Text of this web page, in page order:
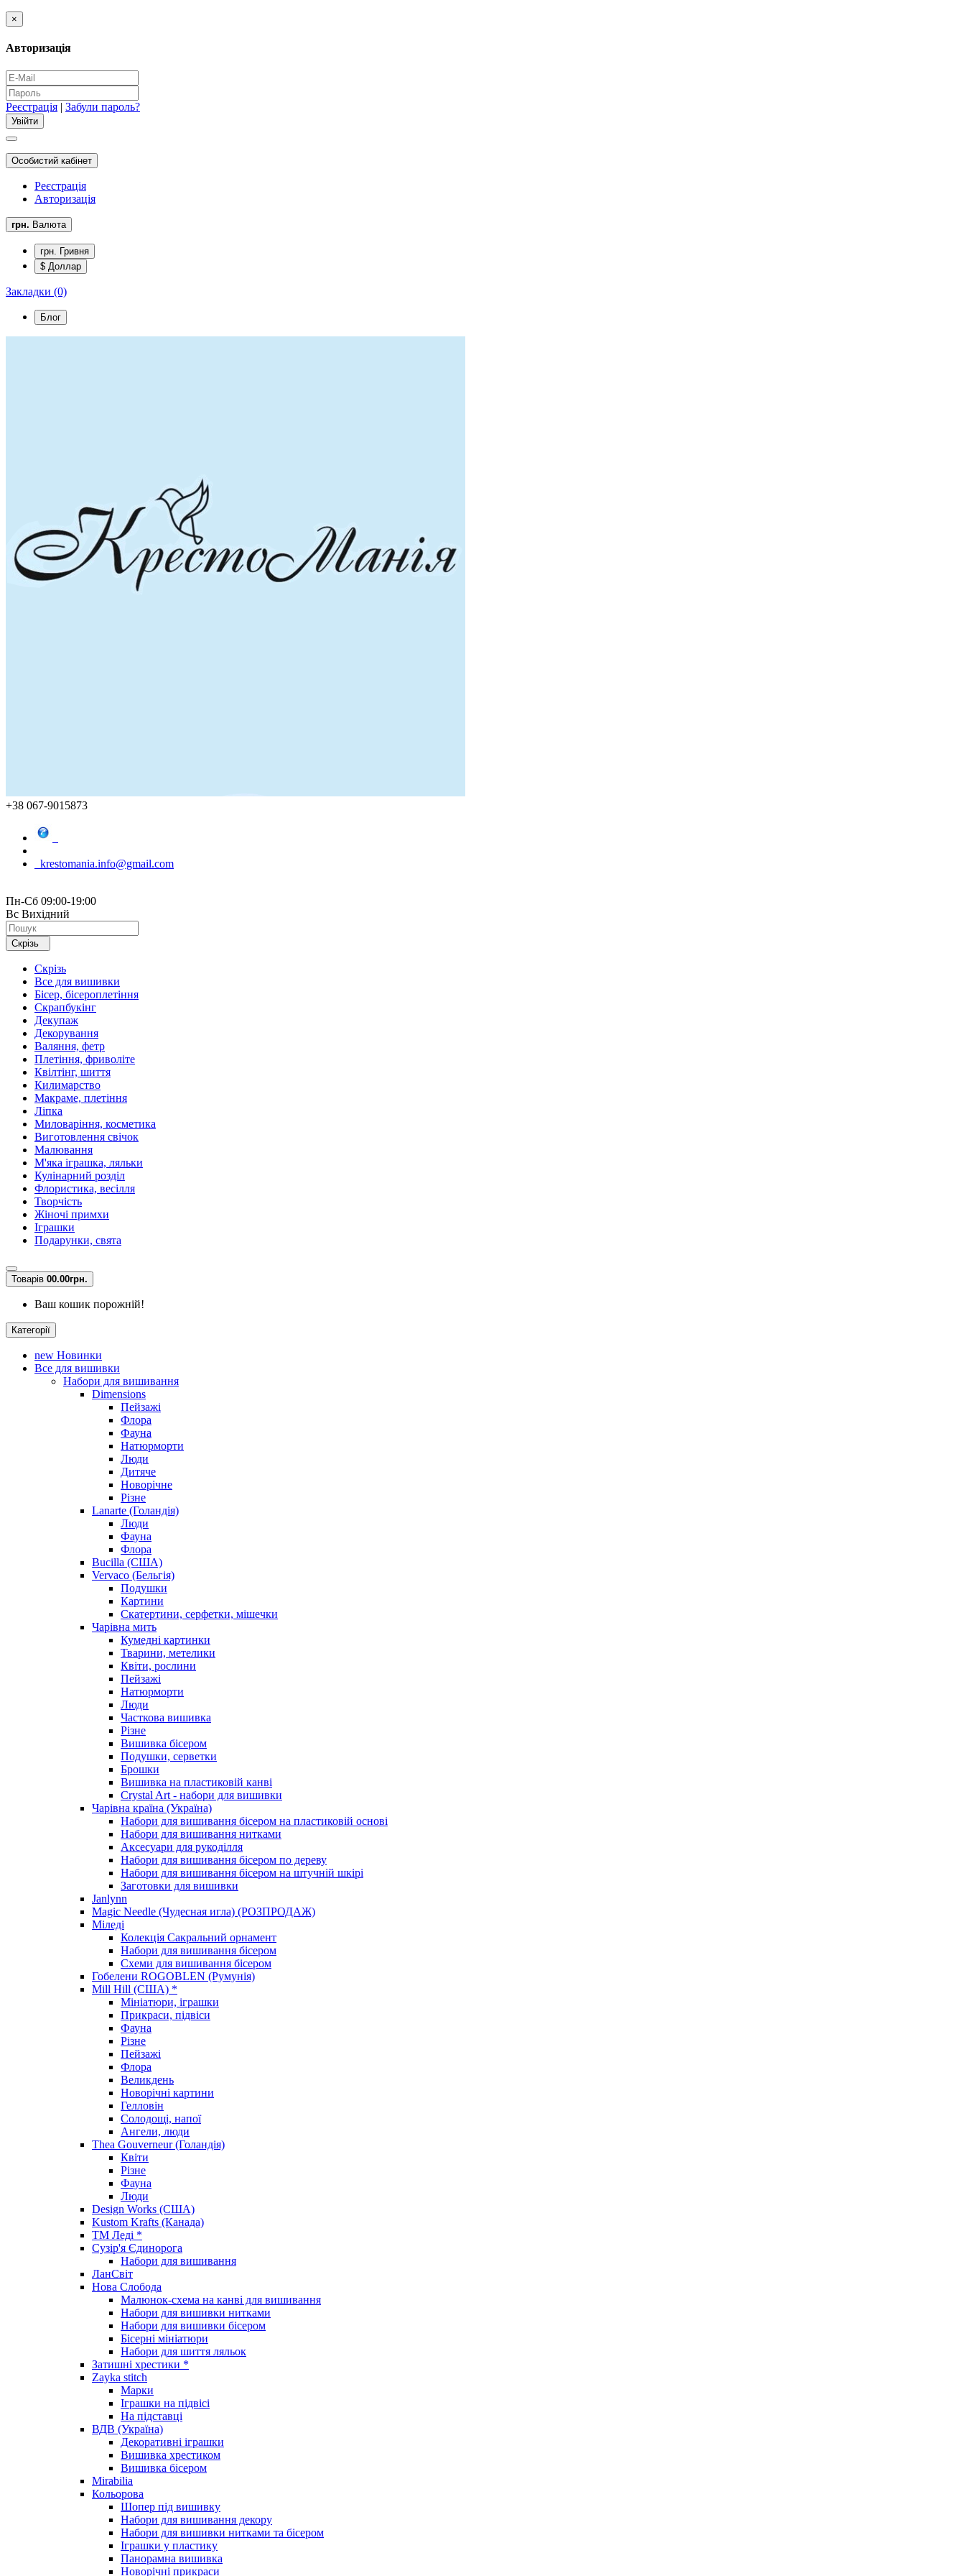
×
Авторизація
Реєстрація | Забули пароль?
Особистий кабінет
Реєстрація
Авторизація
грн. Валюта
грн. Гривня
$ Доллар
Закладки (0)
Блог
+38 067-9015873
krestomania.info@gmail.com
Пн-Сб 09:00-19:00
Вс Вихідний
Скрізь
Скрізь
Все для вишивки
Бісер, бісероплетіння
Скрапбукінг
Декупаж
Декорування
Валяння, фетр
Плетіння, фриволіте
Квілтінг, шиття
Килимарство
Макраме, плетіння
Ліпка
Миловаріння, косметика
Виготовлення свічок
Малювання
М'яка іграшка, ляльки
Кулінарний розділ
Флористика, весілля
Творчість
Жіночі примхи
Іграшки
Подарунки, свята
Товарів 00.00грн.
Ваш кошик порожній!
Категорії
new Новинки
Все для вишивки
Набори для вишивання
Dimensions
Пейзажі
Флора
Фауна
Натюрморти
Люди
Дитяче
Новорічне
Різне
Lanarte (Голандія)
Люди
Фауна
Флора
Bucilla (США)
Vervaco (Бельгія)
Подушки
Картини
Скатертини, серфетки, мішечки
Чарiвна мить
Кумедні картинки
Тварини, метелики
Квіти, рослини
Пейзажі
Натюрморти
Люди
Часткова вишивка
Різне
Вишивка бісером
Подушки, серветки
Брошки
Вишивка на пластиковій канві
Crystal Art - набори для вишивки
Чарівна країна (Україна)
Набори для вишивання бісером на пластиковій основі
Набори для вишивання нитками
Аксесуари для рукоділля
Набори для вишивання бісером по дереву
Набори для вишивання бісером на штучній шкірі
Заготовки для вишивки
Janlynn
Magic Needle (Чудесная игла) (РОЗПРОДАЖ)
Міледі
Колекція Сакральний орнамент
Набори для вишивання бісером
Схеми для вишивання бісером
Гобелени ROGOBLEN (Румунія)
Mill Hill (США) *
Мініатюри, іграшки
Прикраси, підвіси
Фауна
Різне
Пейзажі
Флора
Великдень
Новорічні картини
Гелловін
Солодощі, напої
Ангели, люди
Thea Gouverneur (Голандія)
Квіти
Різне
Фауна
Люди
Design Works (США)
Kustom Krafts (Канада)
ТМ Леді *
Сузір'я Єдинорога
Набори для вишивання
ЛанСвіт
Нова Слобода
Малюнок-схема на канві для вишивання
Набори для вишивки нитками
Набори для вишивки бісером
Бісерні мініатюри
Набори для шиття ляльок
Затишні хрестики *
Zayka stitch
Марки
Іграшки на підвісі
На підставці
ВДВ (Україна)
Декоративні іграшки
Вишивка хрестиком
Вишивка бісером
Mirabilia
Кольорова
Шопер під вишивку
Набори для вишивання декору
Набори для вишивки нитками та бісером
Іграшки у пластику
Панорамна вишивка
Новорічні прикраси